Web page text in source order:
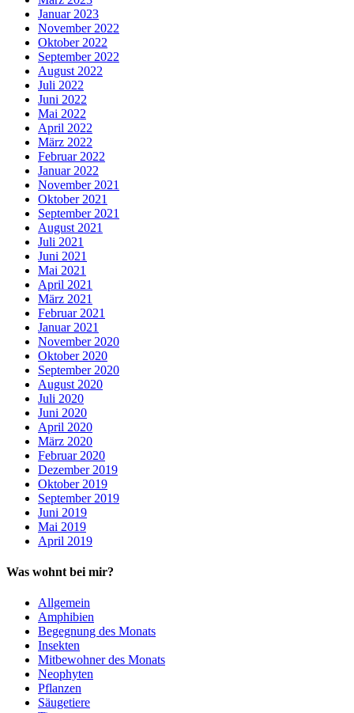
Januar 2023
November 2022
Oktober 2022
September 2022
August 2022
Juli 2022
Juni 2022
Mai 2022
April 2022
März 2022
Februar 2022
Januar 2022
November 2021
Oktober 2021
September 2021
August 2021
Juli 2021
Juni 2021
Mai 2021
April 2021
März 2021
Februar 2021
Januar 2021
November 2020
Oktober 2020
September 2020
August 2020
Juli 2020
Juni 2020
April 2020
März 2020
Februar 2020
Dezember 2019
Oktober 2019
September 2019
Juni 2019
Mai 2019
April 2019
Was wohnt bei mir?
Allgemein
Amphibien
Begegnung des Monats
Insekten
Mitbewohner des Monats
Neophyten
Pflanzen
Säugetiere